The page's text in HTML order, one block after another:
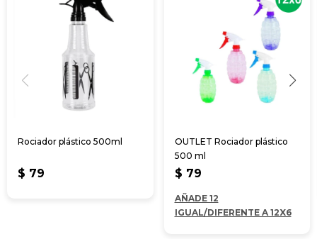
Rociador plástico 500ml
$ 79
OUTLET Rociador plástico
500 ml
$ 79
AÑADE 12
IGUAL/DIFERENTE A 12X6